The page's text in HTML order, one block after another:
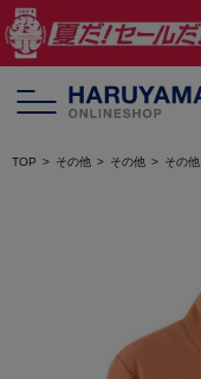
TOP その他 その他 その他